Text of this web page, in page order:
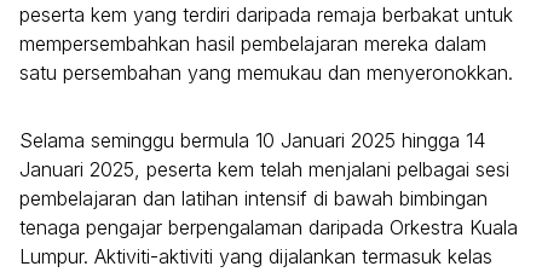
peserta kem yang terdiri daripada remaja berbakat untuk
mempersembahkan hasil pembelajaran mereka dalam
satu persembahan yang memukau dan menyeronokkan.
Selama seminggu bermula 10 Januari 2025 hingga 14
Januari 2025, peserta kem telah menjalani pelbagai sesi
pembelajaran dan latihan intensif di bawah bimbingan
tenaga pengajar berpengalaman daripada Orkestra Kuala
Lumpur. Aktiviti-aktiviti yang dijalankan termasuk kelas